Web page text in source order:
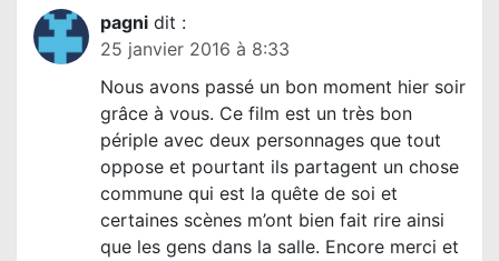
d
pagni dit :
25 janvier 2016 à 8:33
Nous avons passé un bon moment hier soir
grâce à vous. Ce film est un très bon
périple avec deux personnages que tout
oppose et pourtant ils partagent un chose
commune qui est la quête de soi et
certaines scènes m’ont bien fait rire ainsi
que les gens dans la salle. Encore merci et